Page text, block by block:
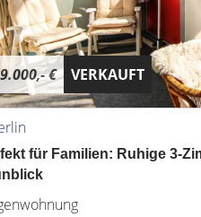
€ VERKAUFT
für Familien: Ruhige 3-